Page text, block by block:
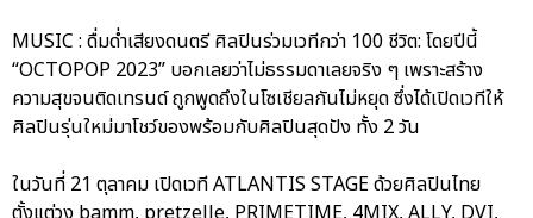
MUSIC : ดื่มด่ำเสียงดนตรี ศิลปินร่วมเวทีกว่า 100 ชีวิต: โดยปีนี้
“OCTOPOP 2023” บอกเลยว่าไม่ธรรมดาเลยจริง ๆ เพราะสร้าง
ความสุขจนติดเทรนด์ ถูกพูดถึงในโซเชียลกันไม่หยุด ซึ่งได้เปิดเวทีให้
ศิลปินรุ่นใหม่มาโชว์ของพร้อมกับศิลปินสุดปัง ทั้ง 2 วัน
ในวันที่ 21 ตุลาคม เปิดเวที ATLANTIS STAGE ด้วยศิลปินไทย